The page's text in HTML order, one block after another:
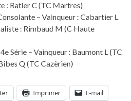
: Ratier C (TC Martres)
– Vainqueur : Cabartier L
: Rimbaud M (C Haute
Série – Vainqueur : Baumont L (TC
Q (TC Cazèrien)
Imprimer E-mail